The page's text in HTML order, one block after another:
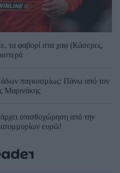
τα φαβορί στα χαφ (Κάσερες,
παγκοσμίως: Πάνω από τον
Μαρινάκης
οπισθοχώρηση από την
ευρώ!